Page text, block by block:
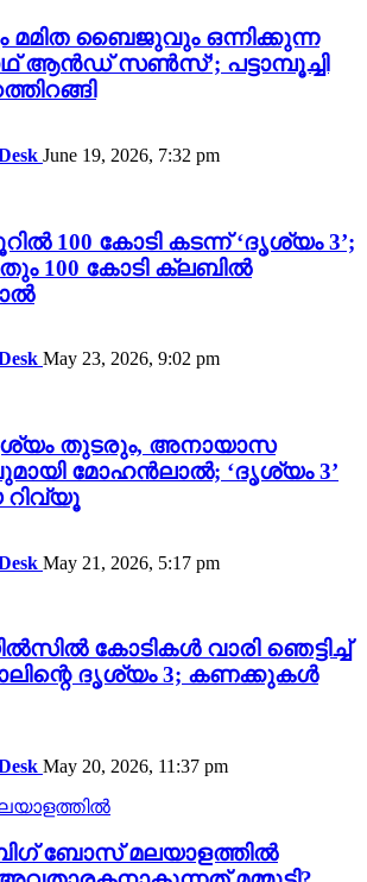
ബൈജുവും ഒന്നിക്കുന്ന
ആൻഡ് സൺസ്’; പട്ടാമ്പൂച്ചി
June 19, 2026, 7:32 pm
100 കോടി കടന്ന് ‘ദൃശ്യം 3’;
100 കോടി ക്ലബിൽ
May 23, 2026, 9:02 pm
തുടരും, അനായാസ
മോഹൻലാൽ; ‘ദൃശ്യം 3’
റിവ്യൂ
May 21, 2026, 5:17 pm
കോടികൾ വാരി ഞെട്ടിച്ച്
ദൃശ്യം 3; കണക്കുകൾ
May 20, 2026, 11:37 pm
ബോസ് മലയാളത്തിൽ